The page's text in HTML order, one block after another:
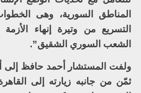
المناطق السورية، وهى
التسريع من وتيرة إنهاء
الشعب السوري الشقيق”.
ولفت المستشار أحمد حافظ إلى
ثمّن من جانبه زيارته إلى